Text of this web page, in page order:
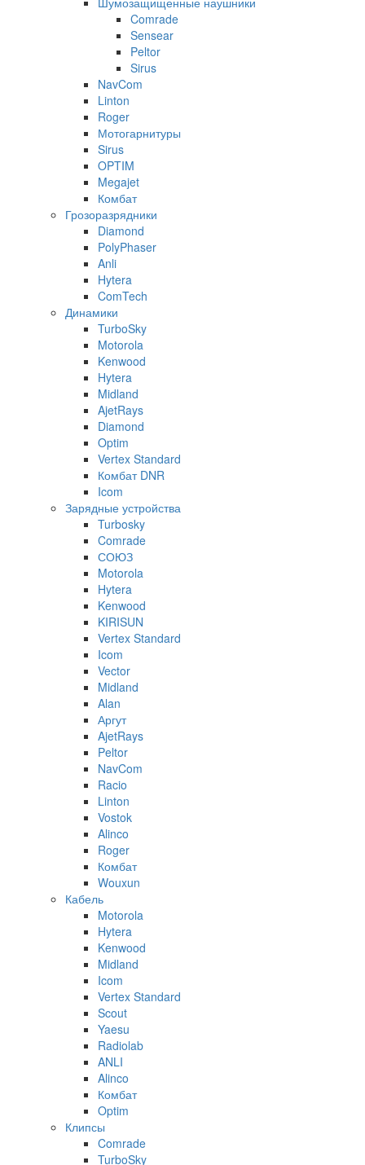
Comrade
Sensear
Peltor
Sirus
NavCom
Linton
Roger
Мотогарнитуры
Sirus
OPTIM
Megajet
Комбат
Грозоразрядники
Diamond
PolyPhaser
Anli
Hytera
ComTech
Динамики
TurboSky
Motorola
Kenwood
Hytera
Midland
AjetRays
Diamond
Optim
Vertex Standard
Комбат DNR
Icom
Зарядные устройства
Turbosky
Comrade
СОЮЗ
Motorola
Hytera
Kenwood
KIRISUN
Vertex Standard
Icom
Vector
Midland
Alan
Аргут
AjetRays
Peltor
NavCom
Racio
Linton
Vostok
Alinco
Roger
Комбат
Wouxun
Кабель
Motorola
Hytera
Kenwood
Midland
Icom
Vertex Standard
Scout
Yaesu
Radiolab
ANLI
Alinco
Комбат
Optim
Клипсы
Comrade
TurboSky